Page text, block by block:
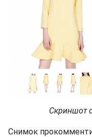
Скриншот
Снимок